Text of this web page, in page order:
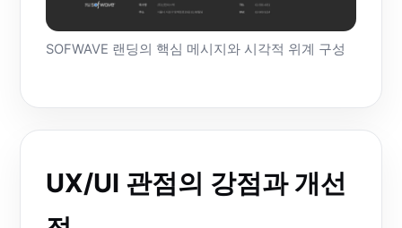
SOFWAVE 랜딩의 핵심 메시지와 시각적 위계 구성
UX/UI 관점의 강점과 개선